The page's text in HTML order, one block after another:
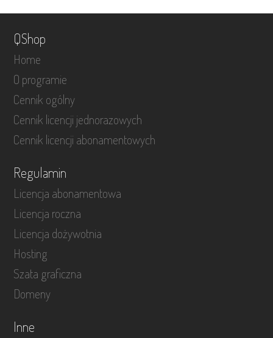
QShop
Home
O programie
Cennik ogólny
Cennik licencji jednorazowych
Cennik licencji abonamentowych
Regulamin
Licencja abonamentowa
Licencja roczna
Licencja dożywotnia
Hosting
Szata graficzna
Domeny
Inne